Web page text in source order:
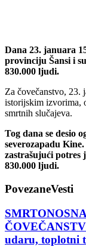
Dana 23. januara
provinciju Šansi i
830.000 ljudi.
Za čovečanstvo, 23.
istorijskim izvorima,
smrtnih slučajeva.
Tog dana se desio
severozapadu
zastrašujući potres
830.000 ljudi.
PovezaneVesti
udaru, toplotni